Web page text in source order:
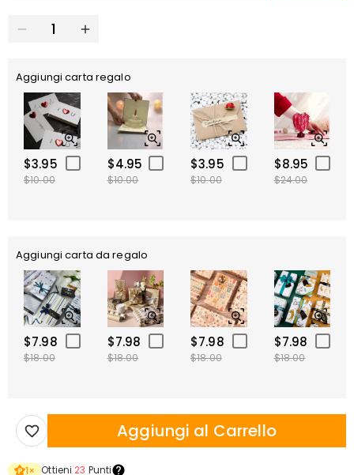
Aggiungi carta regalo
$3.95
$10.00
$4.95
$10.00
$3.95
$10.00
$8.95
$24.00
Aggiungi carta da regalo
$7.98
$18.00
$7.98
$18.00
$7.98
$18.00
$7.98
$18.00
Aggiungi al Carrello
1× Ottieni 23 Punti